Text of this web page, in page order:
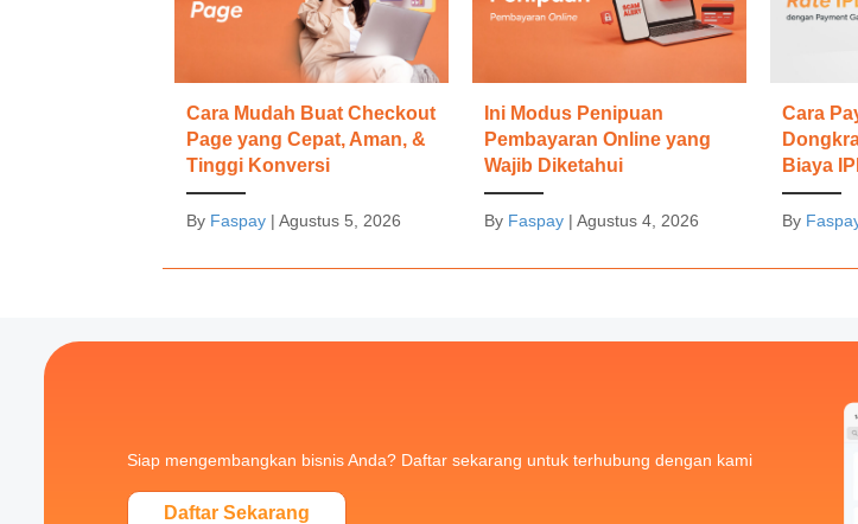
Cara Mudah Buat Checkout
Page yang Cepat, Aman, &
Tinggi Konversi
By Faspay | Agustus 5, 2026
Ini Modus Penipuan
Pembayaran Online yang
Wajib Diketahui
By Faspay |Agustus 4, 2026
Cara
Biaya
By
Siap mengembangkan bisnis Anda? Daftar sekarang untuk terhubung dengan kami
Daftar Sekarang